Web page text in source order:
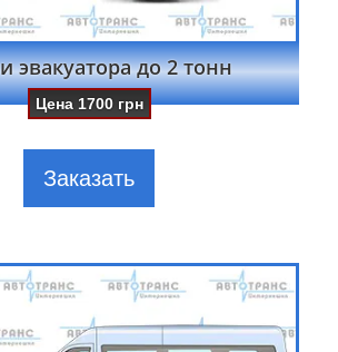
эвакуатора до 2 тонн
Цена1700 грн
Заказать